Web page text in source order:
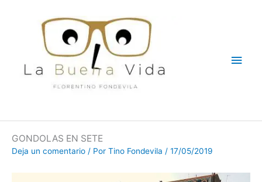
GONDOLAS EN SETE
Deja un comentario / Por Tino Fondevila / 17/05/2019